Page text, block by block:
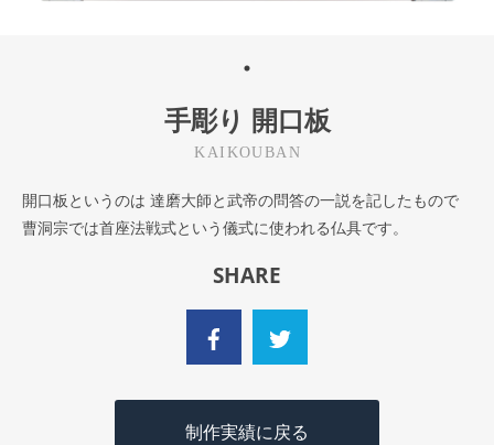
手彫り 開口板
KAIKOUBAN
開口板というのは 達磨大師と武帝の問答の一説を記したもので
曹洞宗では首座法戦式という儀式に使われる仏具です。
SHARE
制作実績に戻る